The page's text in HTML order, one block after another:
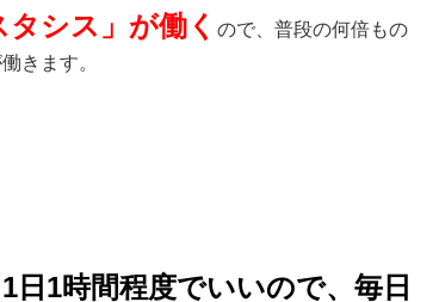
シス」が働く ので、普段の何倍もの
きます。
1日1時間程度でいいので、毎日